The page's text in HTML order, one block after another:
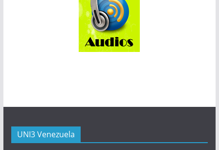
UNI3 Venezuela